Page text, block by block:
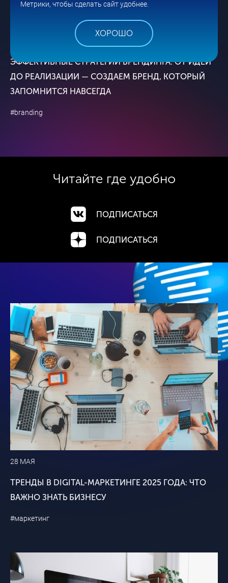
ЭФФЕКТИВНЫЕ СТРАТЕГИИ БРЕНДИНГА: ОТ ИДЕИ
ДО РЕАЛИЗАЦИИ — СОЗДАЕМ БРЕНД, КОТОРЫЙ
ЗАПОМНИТСЯ НАВСЕГДА
#branding
Читайте гдеудобно
ПОДПИСАТЬСЯ
ПОДПИСАТЬСЯ
28 МАЯ
ТРЕНДЫ В DIGITAL-МАРКЕТИНГЕ 2025 ГОДА: ЧТО
ВАЖНО ЗНАТЬ БИЗНЕСУ
#маркетинг
Метрики, чтобы сделать сайт удобнее.
ХОРОШО